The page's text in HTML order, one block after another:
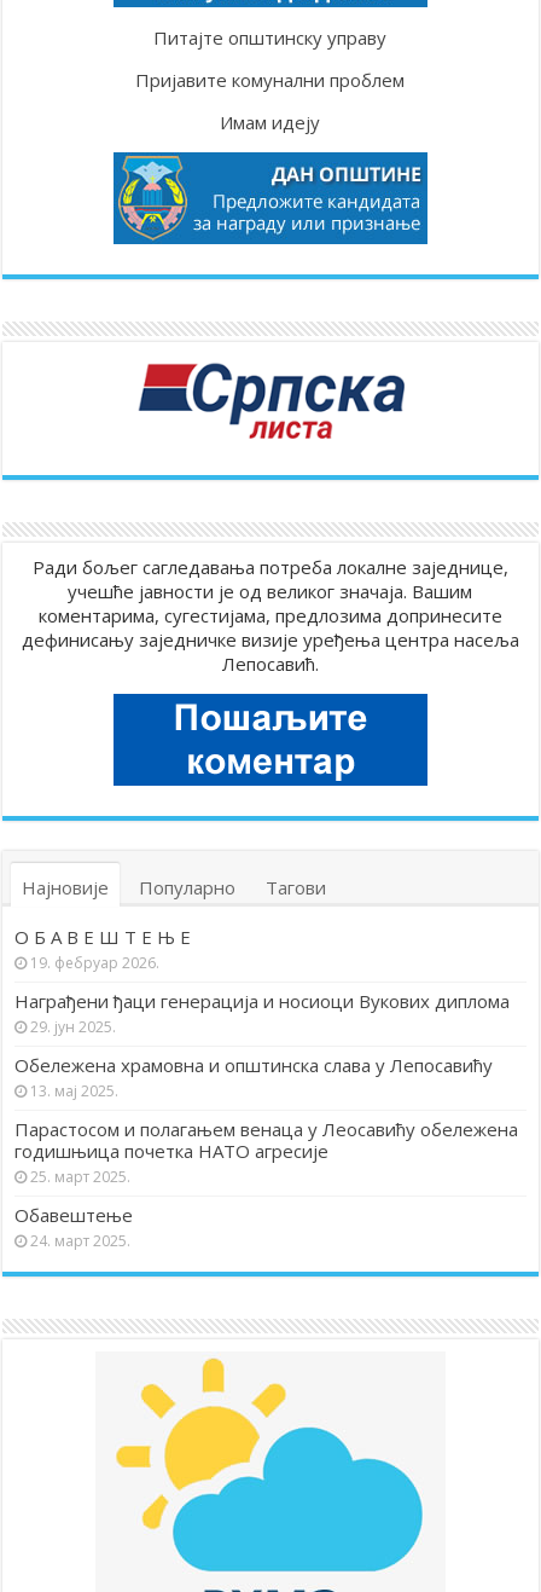
Питајте општинску управу
Пријавите комунални проблем
Имам идеју
Ради бољег сагледавања потреба локалне заједнице,
учешће јавности је од великог значаја. Вашим
коментарима, сугестијама, предлозима допринесите
дефинисању заједничке визије уређења центра насеља
Лепосавић.
Најновије Популарно Тагови
О Б А В Е Ш Т Е Њ Е
19. фебруар 2026.
Награђени ђаци генерација и носиоци Вукових диплома
29. јун 2025.
Обележена храмовна и општинска слава у Лепосавићу
13. мај 2025.
Парастосом и полагањем венаца у Леосавићу обележена
годишњица почетка НАТО агресије
25. март 2025.
Обавештење
24. март 2025.